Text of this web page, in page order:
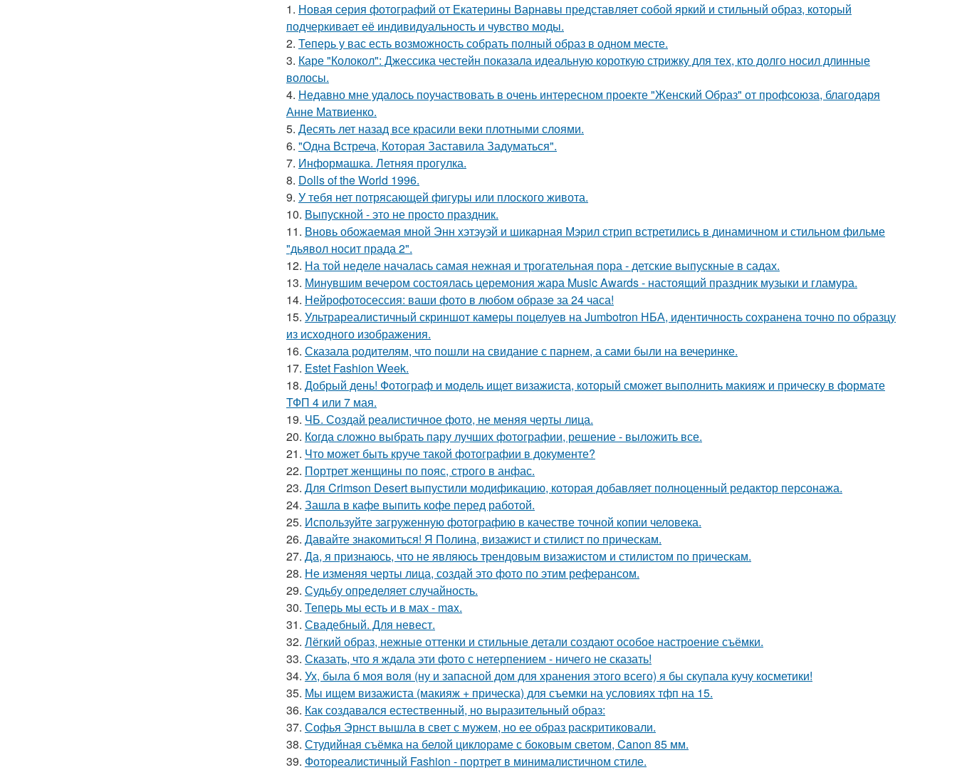
1. Новая серия фотографий от Екатерины Варнавы представляет собой яркий и стильный образ, который
подчеркивает её индивидуальность и чувство моды.
2. Теперь у вас есть возможность собрать полный образ в одном месте.
3. Каре "Колокол": Джессика честейн показала идеальную короткую стрижку для тех, кто долго носил длинные
волосы.
4. Недавно мне удалось поучаствовать в очень интересном проекте "Женский Образ" от профсоюза, благодаря
Анне Матвиенко.
5. Десять лет назад все красили веки плотными слоями.
6. "Одна Встреча, Которая Заставила Задуматься".
7. Информашка. Летняя прогулка.
8. Dolls of the World 1996.
9. У тебя нет потрясающей фигуры или плоского живота.
10. Выпускной - это не просто праздник.
11. Вновь обожаемая мной Энн хэтэуэй и шикарная Мэрил стрип встретились в динамичном и стильном фильме
"дьявол носит прада 2".
12. На той неделе началась самая нежная и трогательная пора - детские выпускные в садах.
13. Минувшим вечером состоялась церемония жара Music Awards - настоящий праздник музыки и гламура.
14. Нейрофотосессия: ваши фото в любом образе за 24 часа!
15. Ультрареалистичный скриншот камеры поцелуев на Jumbotron НБА, идентичность сохранена точно по образцу
из исходного изображения.
16. Сказала родителям, что пошли на свидание с парнем, а сами были на вечеринке.
17. Estet Fashion Week.
18. Добрый день! Фотограф и модель ищет визажиста, который сможет выполнить макияж и прическу в формате
ТФП 4 или 7 мая.
19. ЧБ. Создай реалистичное фото, не меняя черты лица.
20. Когда сложно выбрать пару лучших фотографии, решение - выложить все.
21. Что может быть круче такой фотографии в документе?
22. Портрет женщины по пояс, строго в анфас.
23. Для Crimson Desert выпустили модификацию, которая добавляет полноценный редактор персонажа.
24. Зашла в кафе выпить кофе перед работой.
25. Используйте загруженную фотографию в качестве точной копии человека.
26. Давайте знакомиться! Я Полина, визажист и стилист по прическам.
27. Да, я признаюсь, что не являюсь трендовым визажистом и стилистом по прическам.
28. Не изменяя черты лица, создай это фото по этим реферансом.
29. Судьбу определяет случайность.
30. Теперь мы есть и в мах - max.
31. Свадебный. Для невест.
32. Лёгкий образ, нежные оттенки и стильные детали создают особое настроение съёмки.
33. Сказать, что я ждала эти фото с нетерпением - ничего не сказать!
34. Ух, была б моя воля (ну и запасной дом для хранения этого всего) я бы скупала кучу косметики!
35. Мы ищем визажиста (макияж + прическа) для съемки на условиях тфп на 15.
36. Как создавался естественный, но выразительный образ:
37. Софья Эрнст вышла в свет с мужем, но ее образ раскритиковали.
38. Студийная съёмка на белой циклораме с боковым светом, Canon 85 мм.
39. Фотореалистичный Fashion - портрет в минималистичном стиле.